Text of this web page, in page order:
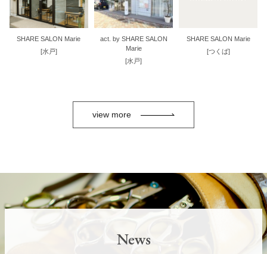
SHARE SALON Marie
[水戸]
act. by SHARE SALON
Marie
[水戸]
SHARE SALON Marie
[つくば]
view more
News